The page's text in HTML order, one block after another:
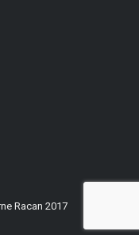
Racan 2017